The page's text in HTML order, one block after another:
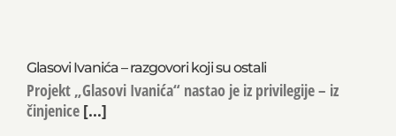
Glasovi Ivanića – razgovori koji su ostali
Projekt „Glasovi Ivanića“ nastao je iz privilegije – iz
činjenice [...]